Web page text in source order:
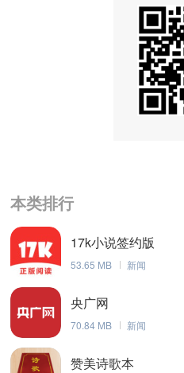
本类排行
17k小说签约版
53.65 MB 新闻
央广网
70.84 MB 新闻
赞美诗歌本